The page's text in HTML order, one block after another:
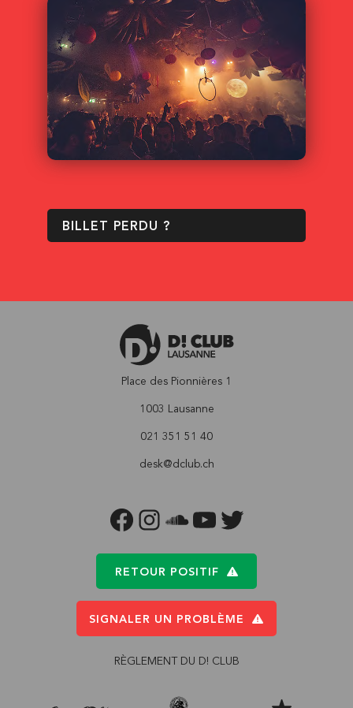
BILLET PERDU ?
Place des Pionnières 1
1003 Lausanne
021 351 51 40
desk@dclub.ch
FACEBOOKINSTAGRAM
SOUNDCLOUD
YOUTUBETWITTER
RETOUR POSITIF
SIGNALER UN PROBLÈME
RÈGLEMENT DU D! CLUB